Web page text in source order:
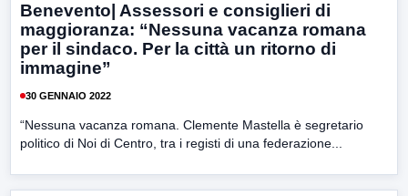
Benevento| Assessori e consiglieri di
maggioranza: “Nessuna vacanza romana
per il sindaco. Per la città un ritorno di
immagine”
30 GENNAIO 2022
“Nessuna vacanza romana. Clemente Mastella è segretario
politico di Noi di Centro, tra i registi di una federazione...